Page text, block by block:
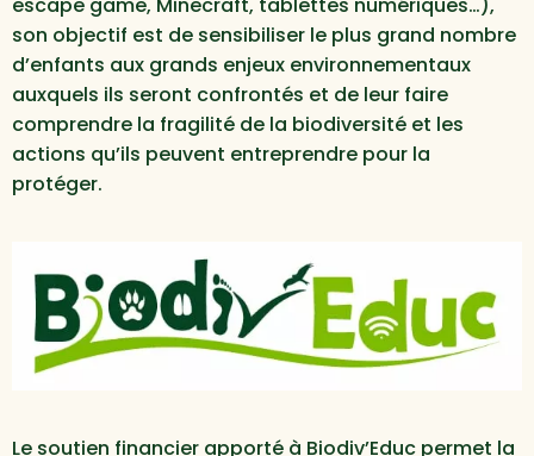
son objectif est de sensibiliser le plus grand nombre
d’enfants aux grands enjeux environnementaux
auxquels ils seront confrontés et de leur faire
comprendre la fragilité de la biodiversité et les
actions qu’ils peuvent entreprendre pour la
protéger.
Le soutien financier apporté à Biodiv’Educ permet la